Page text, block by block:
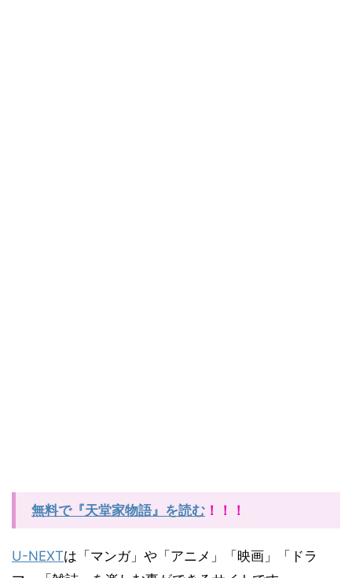
無料で『天堂家物語』を読む ！！！
U-NEXTは「マンガ」や「アニメ」「映画」「ドラ